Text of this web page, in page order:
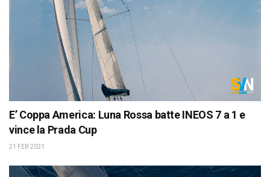
E’ Coppa America: Luna Rossa batte INEOS 7 a 1 e
vince la Prada Cup
21 FEB 2021